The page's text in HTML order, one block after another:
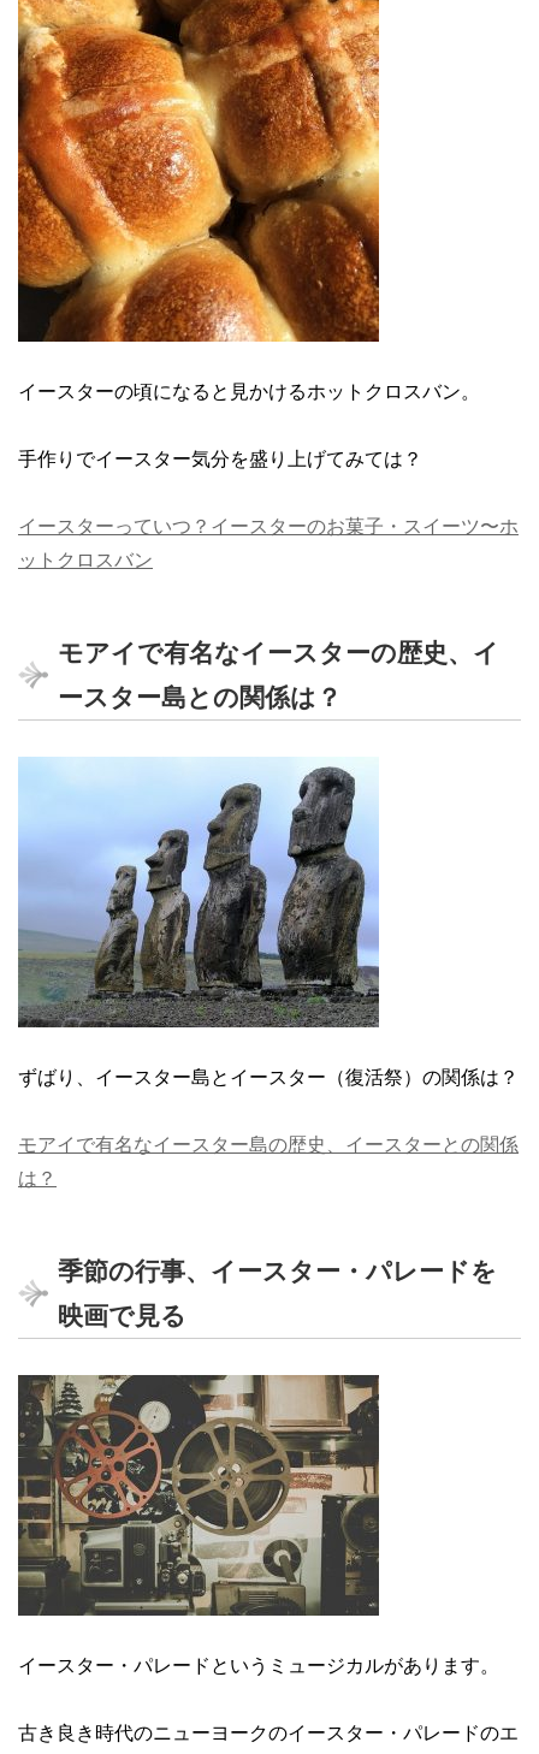
イースターの頃になると見かけるホットクロスバン。
手作りでイースター気分を盛り上げてみては？
イースターっていつ？イースターのお菓子・スイーツ〜ホ
ットクロスバン
モアイで有名なイースターの歴史、イ
ースター島との関係は？
ずばり、イースター島とイースター（復活祭）の関係は？
モアイで有名なイースター島の歴史、イースターとの関係
は？
季節の行事、イースター・パレードを
映画で見る
イースター・パレードというミュージカルがあります。
古き良き時代のニューヨークのイースター・パレードのエ